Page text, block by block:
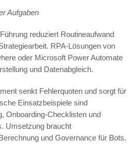
Aufgaben
reduziert Routineaufwand
RPA-Lösungen von
oder Microsoft Power Automate
und Datenabgleich.
senkt Fehlerquoten und sorgt für
Einsatzbeispiele sind
Onboarding-Checklisten und
Umsetzung braucht
und Governance für Bots.